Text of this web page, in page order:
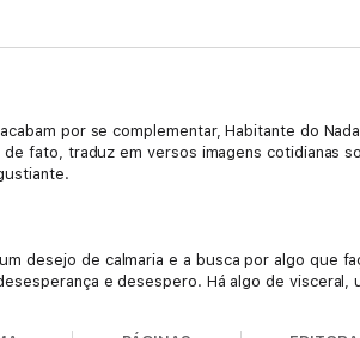
por se complementar, Habitante do
fato, traduz em versos imagens cotidianas
desejo de calmaria e a busca por algo que
e desespero. Há algo de visceral,